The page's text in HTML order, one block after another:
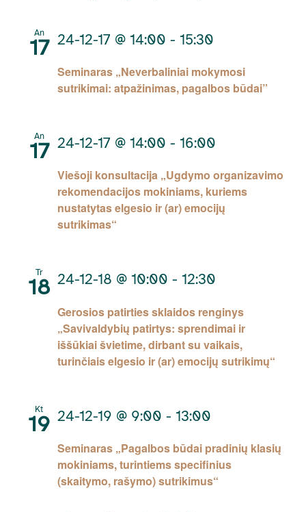
An
17
Seminaras „Neverbaliniai mokymosi
sutrikimai: atpažinimas, pagalbos būdai”
24-12-17 @ 14:00 - 15:30
An
17
Viešoji konsultacija „Ugdymo organizavimo
rekomendacijos mokiniams, kuriems
nustatytas elgesio ir (ar) emocijų
sutrikimas“
24-12-17 @ 14:00 - 16:00
Tr
18
Gerosios patirties sklaidos renginys
„Savivaldybių patirtys: sprendimai ir
iššūkiai švietime, dirbant su vaikais,
turinčiais elgesio ir (ar) emocijų sutrikimų“
24-12-18 @ 10:00 - 12:30
Kt
19
Seminaras „Pagalbos būdai pradinių klasių
mokiniams, turintiems specifinius
(skaitymo, rašymo) sutrikimus“
24-12-19 @ 9:00 - 13:00